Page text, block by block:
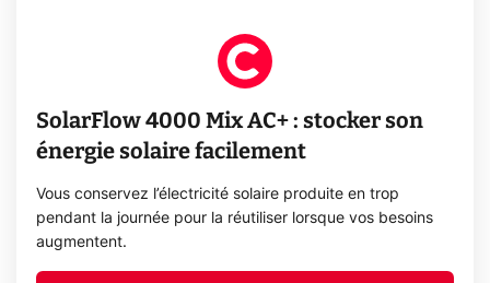
SolarFlow 4000 Mix AC+ : stocker son
énergie solaire facilement
Vous conservez l’électricité solaire produite en trop
pendant la journée pour la réutiliser lorsque vos besoins
augmentent.